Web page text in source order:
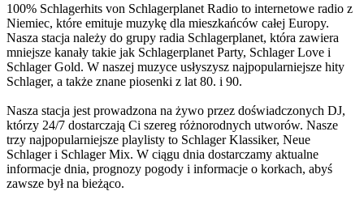
100% Schlagerhits von Schlagerplanet Radio to internetowe radio z
Niemiec, które emituje muzykę dla mieszkańców całej Europy.
Nasza stacja należy do grupy radia Schlagerplanet, która zawiera
mniejsze kanały takie jak Schlagerplanet Party, Schlager Love i
Schlager Gold. W naszej muzyce usłyszysz najpopularniejsze hity
Schlager, a także znane piosenki z lat 80. i 90.
Nasza stacja jest prowadzona na żywo przez doświadczonych DJ,
którzy 24/7 dostarczają Ci szereg różnorodnych utworów. Nasze
trzy najpopularniejsze playlisty to Schlager Klassiker, Neue
Schlager i Schlager Mix. W ciągu dnia dostarczamy aktualne
informacje dnia, prognozy pogody i informacje o korkach, abyś
zawsze był na bieżąco.